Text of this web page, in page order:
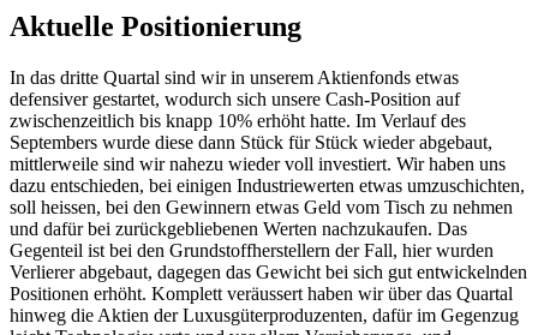
Aktuelle Positionierung
In das dritte Quartal sind wir in unserem Aktienfonds etwas
defensiver gestartet, wodurch sich unsere Cash-Position auf
zwischenzeitlich bis knapp 10% erhöht hatte. Im Verlauf des
Septembers wurde diese dann Stück für Stück wieder abgebaut,
mittlerweile sind wir nahezu wieder voll investiert. Wir haben uns
dazu entschieden, bei einigen Industriewerten etwas umzuschichten,
soll heissen, bei den Gewinnern etwas Geld vom Tisch zu nehmen
und dafür bei zurückgebliebenen Werten nachzukaufen. Das
Gegenteil ist bei den Grundstoffherstellern der Fall, hier wurden
Verlierer abgebaut, dagegen das Gewicht bei sich gut entwickelnden
Positionen erhöht. Komplett veräussert haben wir über das Quartal
hinweg die Aktien der Luxusgüterproduzenten, dafür im Gegenzug